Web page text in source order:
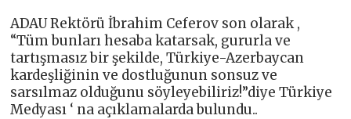
ADAU Rektörü İbrahim Ceferov son olarak ,
“Tüm bunları hesaba katarsak, gururla ve
tartışmasız bir şekilde, Türkiye-Azerbaycan
kardeşliğinin ve dostluğunun sonsuz ve
sarsılmaz olduğunu söyleyebiliriz!”diye Türkiye
Medyası ‘ na açıklamalarda bulundu..